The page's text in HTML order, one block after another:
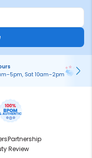
Sat 10am–2pm
Partnership
Review